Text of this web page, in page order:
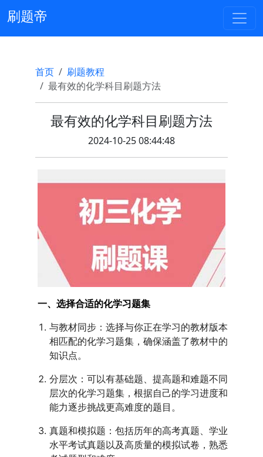
刷题帝
首页
刷题教程
最有效的化学科目刷题方法
最有效的化学科目刷题方法
2024-10-25 08:44:48
一、选择合适的化学习题集
与教材同步：选择与你正在学习的教材版本
相匹配的化学习题集，确保涵盖了教材中的
知识点。
分层次：可以有基础题、提高题和难题不同
层次的化学习题集，根据自己的学习进度和
能力逐步挑战更高难度的题目。
真题和模拟题：包括历年的高考真题、学业
水平考试真题以及高质量的模拟试卷，熟悉